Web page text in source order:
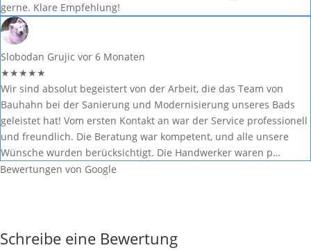
gerne. Klare Empfehlung!
Slobodan Grujic vor 6 Monaten
★★★★★
Wir sind absolut begeistert von der Arbeit, die das Team von
Bauhahn bei der Sanierung und Modernisierung unseres Bads
geleistet hat! Vom ersten Kontakt an war der Service professionell
und freundlich. Die Beratung war kompetent, und alle unsere
Wünsche wurden berücksichtigt. Die Handwerker waren p…
Bewertungen von Google
Schreibe eine Bewertung